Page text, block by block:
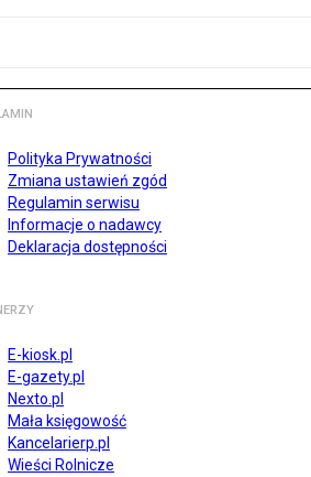
Polityka Prywatności
Zmiana ustawień zgód
Regulamin serwisu
Informacje o nadawcy
Deklaracja dostępności
E-kiosk.pl
E-gazety.pl
Nexto.pl
Mała księgowość
Kancelarierp.pl
Wieści Rolnicze